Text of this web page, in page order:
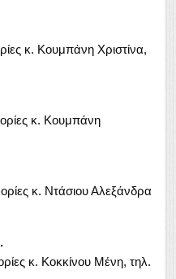
κ. Κουμπάνη Χριστίνα,
κ. Κουμπάνη
κ. Ντάσιου Αλεξάνδρα
κ. Κοκκίνου Μένη, τηλ.